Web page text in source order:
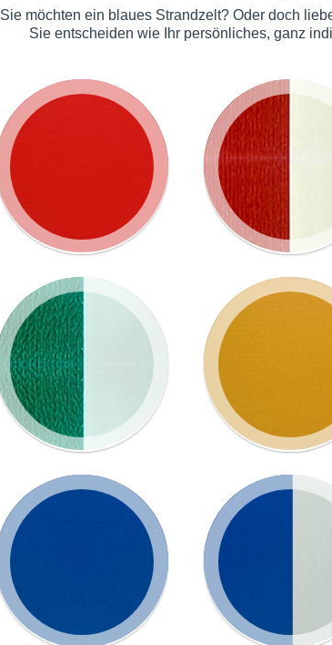
Sie möchten ein blaues Strandzelt? Oder doch
Sie entscheiden wie Ihr persönliches, ganz